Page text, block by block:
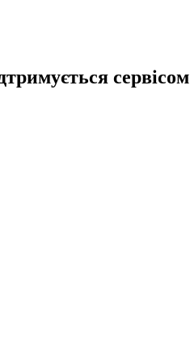
сервісом